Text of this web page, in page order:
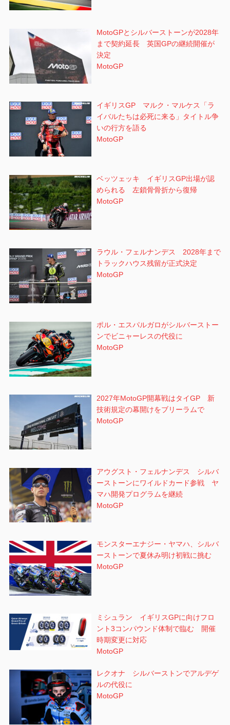
MotoGPとシルバーストーンが2028年
まで契約延長 英国GPの継続開催が
決定
MotoGP
イギリスGP マルク・マルケス「ラ
イバルたちは必死に来る」タイトル争
いの行方を語る
MotoGP
ベッツェッキ イギリスGP出場が認
められる 左鎖骨骨折から復帰
MotoGP
ラウル・フェルナンデス 2028年まで
トラックハウス残留が正式決定
MotoGP
ポル・エスパルガロがシルバーストー
ンでビニャーレスの代役に
MotoGP
2027年MotoGP開幕戦はタイGP 新
技術規定の幕開けをブリーラムで
MotoGP
アウグスト・フェルナンデス シルバ
ーストーンにワイルドカード参戦 ヤ
マハ開発プログラムを継続
MotoGP
モンスターエナジー・ヤマハ、シルバ
ーストーンで夏休み明け初戦に挑む
MotoGP
ミシュラン イギリスGPに向けフロ
ント3コンパウンド体制で臨む 開催
時期変更に対応
MotoGP
レクオナ シルバーストンでアルデゲ
ルの代役に
MotoGP